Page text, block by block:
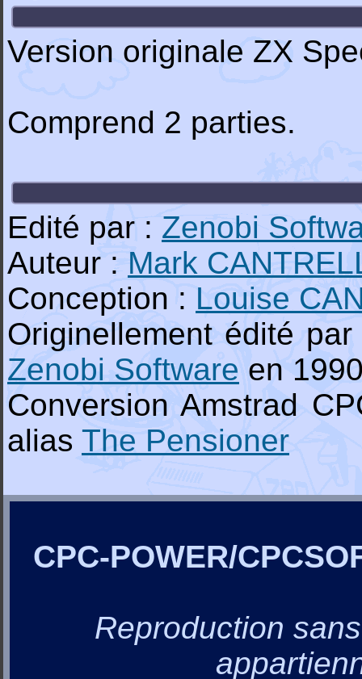
Version originale ZX
Comprend 2 parties.
Edité par : Zenobi
Auteur : Mark
Conception : Louise
Originellement édité
Zenobi Software en
Conversion Amstrad
alias The Pensioner
CPC-POWER/
Reproduction